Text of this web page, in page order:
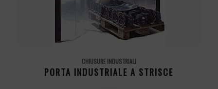
CHIUSURE INDUSTRIALI
PORTA INDUSTRIALE A STRISCE